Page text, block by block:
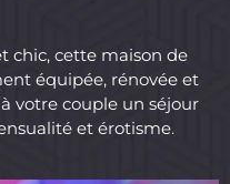
chic, cette maison de
équipée, rénovée et
votre couple un séjour
et érotisme.